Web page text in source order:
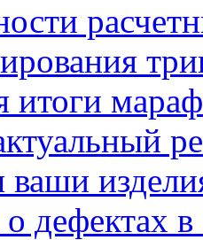
итоги
ваши
дефектах